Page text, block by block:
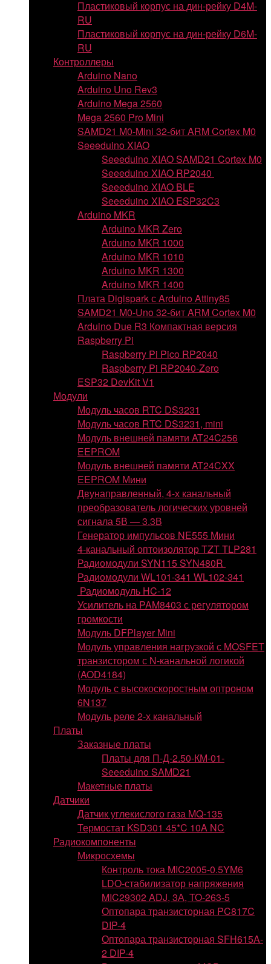
Пластиковый корпус на дин-рейку D4M-
RU
Пластиковый корпус на дин-рейку D6M-
RU
Контроллеры
Arduino Nano
Arduino Uno Rev3
Arduino Mega 2560
Mega 2560 Pro Mini
SAMD21 M0-Mini 32-бит ARM Cortex M0
Seeeduino XIAO
Seeeduino XIAO SAMD21 Cortex M0
Seeeduino XIAO RP2040
Seeeduino XIAO BLE
Seeeduino XIAO ESP32C3
Arduino MKR
Arduino MKR Zero
Arduino MKR 1000
Arduino MKR 1010
Arduino MKR 1300
Arduino MKR 1400
Плата Digispark с Arduino Attiny85
SAMD21 M0-Uno 32-бит ARM Cortex M0
Arduino Due R3 Компактная версия
Raspberry Pi
Raspberry Pi Pico RP2040
Raspberry Pi RP2040-Zero
ESP32 DevKit V1
Модули
Модуль часов RTC DS3231
Модуль часов RTC DS3231, mini
Модуль внешней памяти AT24C256
EEPROM
Модуль внешней памяти AT24CXX
EEPROM Мини
Двунаправленный, 4-х канальный
преобразователь логических уровней
сигнала 5В — 3.3В
Генератор импульсов NE555 Мини
4-канальный оптоизолятор TZT TLP281
Радиомодули SYN115 SYN480R
Радиомодули WL101-341 WL102-341
Радиомодуль HC-12
Усилитель на PAM8403 с регулятором
громкости
Модуль DFPlayer Mini
Модуль управления нагрузкой с MOSFET
транзистором с N-канальной логикой
(AOD4184)
Модуль с высокоскоростным оптроном
6N137
Модуль реле 2-х канальный
Платы
Заказные платы
Платы для П-Д-2.50-КМ-01-
Seeeduino SAMD21
Макетные платы
Датчики
Датчик углекислого газа MQ-135
Термостат KSD301 45*C 10A NC
Радиокомпоненты
Микросхемы
Контроль тока MIC2005-0.5YM6
LDO-стабилизатор напряжения
MIC29302 ADJ, 3А, TO-263-5
Оптопара транзисторная PC817C
DIP-4
Оптопара транзисторная SFH615A-
2 DIP-4